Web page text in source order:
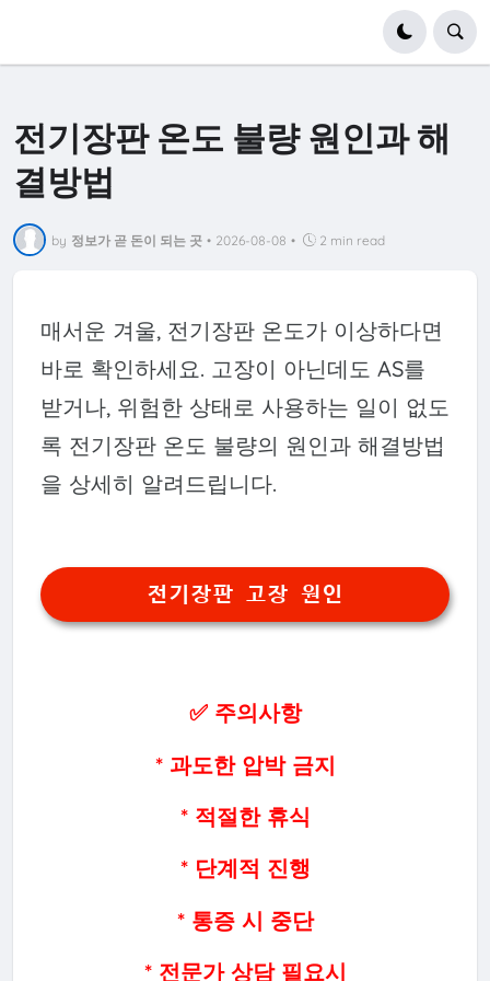
전기장판 온도 불량 원인과 해
결방법
by 정보가 곧 돈이 되는 곳 • 2026-08-08 • 2 min read
매서운 겨울, 전기장판 온도가 이상하다면
바로 확인하세요. 고장이 아닌데도 AS를
받거나, 위험한 상태로 사용하는 일이 없도
록 전기장판 온도 불량의 원인과 해결방법
을 상세히 알려드립니다.
전기장판 고장 원인
✅ 주의사항
* 과도한 압박 금지
* 적절한 휴식
* 단계적 진행
* 통증 시 중단
* 전문가 상담 필요시